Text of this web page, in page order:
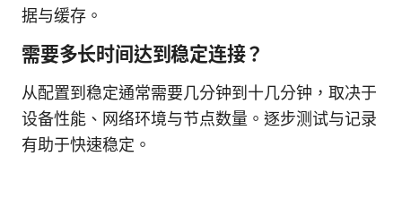
据与缓存。
需要多长时间达到稳定连接？
从配置到稳定通常需要几分钟到十几分钟，取决于
设备性能、网络环境与节点数量。逐步测试与记录
有助于快速稳定。